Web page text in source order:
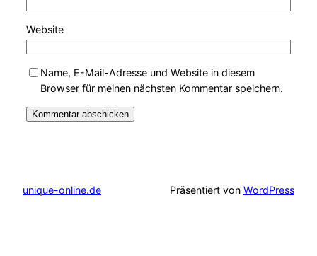
Website
Name, E-Mail-Adresse und Website in diesem
Browser für meinen nächsten Kommentar speichern.
unique-online.de Präsentiert von WordPress